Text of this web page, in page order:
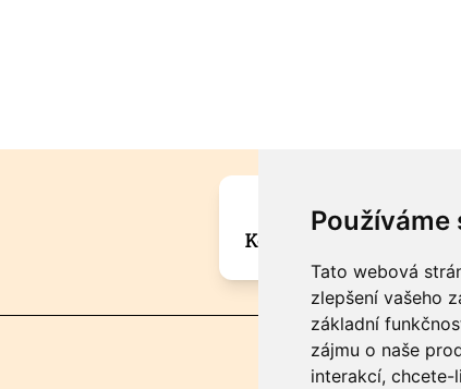
Tato webová
zlepšení vašeho
základní
zájmu o naše
interakcí, chcete-
Máte zajímavou
Kontaktujte šéfredaktora